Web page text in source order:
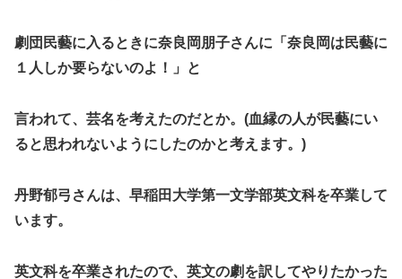
劇団民藝に入るときに奈良岡朋子さんに「奈良岡は民藝に
１人しか要らないのよ！」と
言われて、芸名を考えたのだとか。(血縁の人が民藝にい
ると思われないようにしたのかと考えます。)
丹野郁弓さんは、早稲田大学第一文学部英文科を卒業して
います。
英文科を卒業されたので、英文の劇を訳してやりたかった